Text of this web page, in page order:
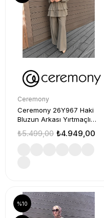
Ceremony
Ceremony 26Y967 Haki
Bluzun Arkası Yırtmaçlı
₺4.949,00
₺5.499,00
%10